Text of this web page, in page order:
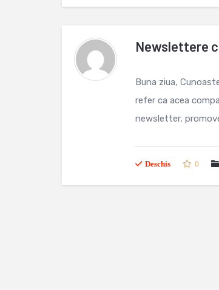
Newslettere
Buna ziua,
refer ca acea
newsletter,
Deschis 0